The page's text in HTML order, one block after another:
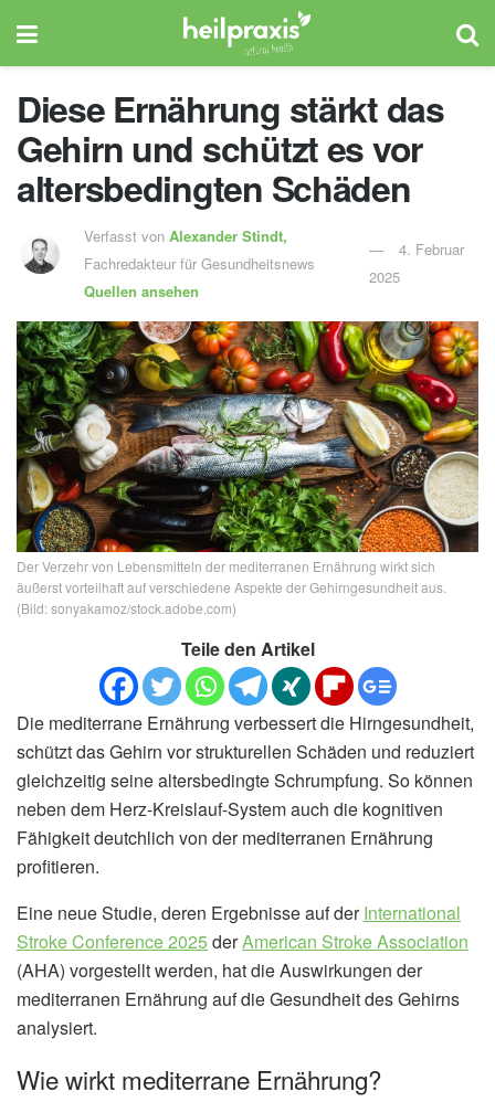
Diese Ernährung stärkt das
Gehirn und schützt es vor
altersbedingten Schäden
Verfasst vonAlexander Stindt,
Fachredakteur für Gesundheitsnews
Quellen ansehen
4. Februar
2025
Der Verzehr von Lebensmitteln der mediterranen Ernährung wirkt sich
äußerst vorteilhaft auf verschiedene Aspekte der Gehirngesundheit aus.
(Bild: sonyakamoz/stock.adobe.com)
Teile den Artikel
Die mediterrane Ernährung verbessert die Hirngesundheit,
schützt das Gehirn vor strukturellen Schäden und reduziert
gleichzeitig seine altersbedingte Schrumpfung. So können
neben dem Herz-Kreislauf-System auch die kognitiven
Fähigkeit deutchlich von der mediterranen Ernährung
profitieren.
Eine neue Studie, deren Ergebnisse auf derInternational
Stroke Conference 2025 derAmerican Stroke Association
(AHA) vorgestellt werden, hat die Auswirkungen der
mediterranen Ernährung auf die Gesundheit des Gehirns
analysiert.
Wie wirkt mediterrane Ernährung?